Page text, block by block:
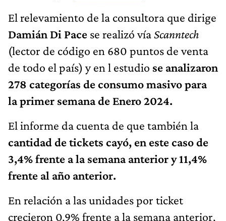
El relevamiento de la consultora que dirige
Damián Di Pace se realizó víaScanntech
(lector de código en 680 puntos de venta
de todo el país) y en l estudio se analizaron
278 categorías de consumo masivo para
la primer semana de Enero 2024.
El informe da cuenta de que también la
cantidad de tickets cayó, en este caso de
3,4% frente a la semana anterior y 11,4%
frente al año anterior.
En relación a las unidades por ticket
crecieron 0,9% frente a la semana anterior,